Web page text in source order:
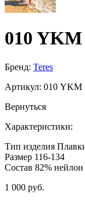
010
Бренд: Teres
Артикул: 010 YKM
Вернуться
Характеристики:
Тип изделия
Размер 116-134
Состав 82% нейлон
1 000 руб.